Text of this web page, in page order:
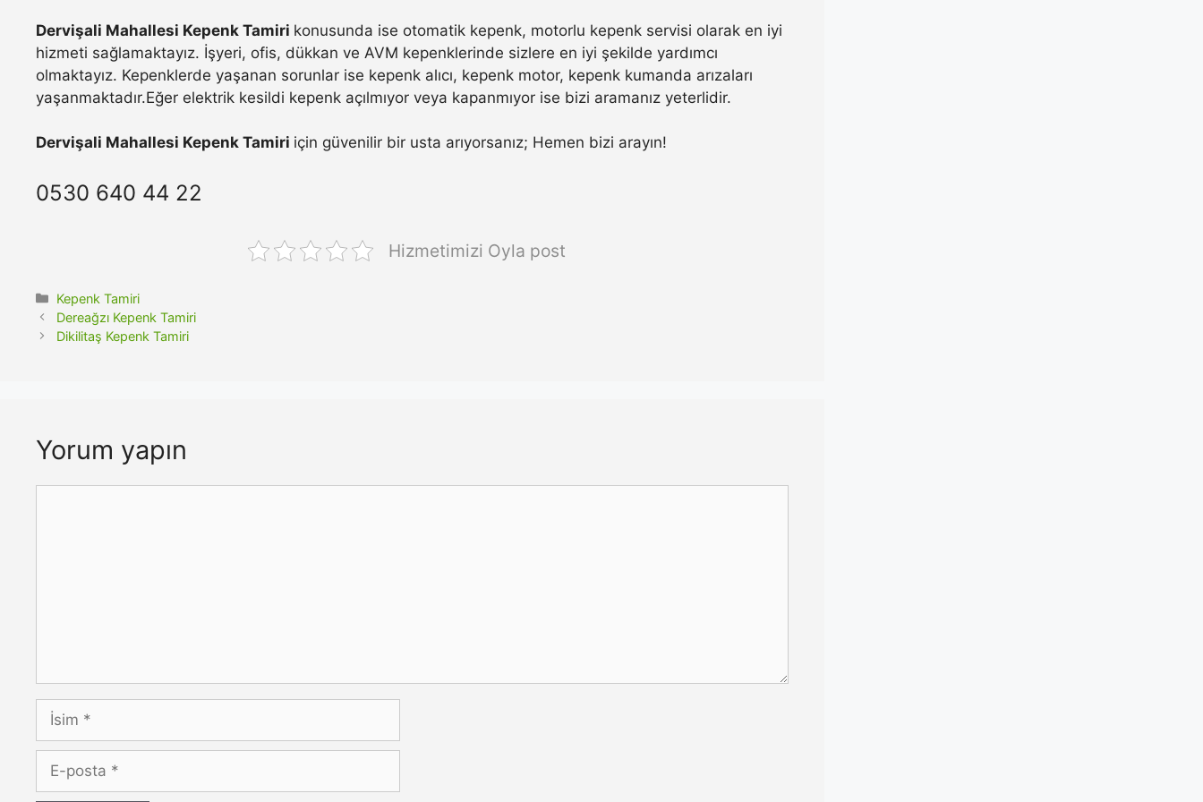
Dervişali Mahallesi Kepenk Tamiri konusunda ise otomatik kepenk, motorlu kepenk servisi olarak en iyi
hizmeti sağlamaktayız. İşyeri, ofis, dükkan ve AVM kepenklerinde sizlere en iyi şekilde yardımcı
olmaktayız. Kepenklerde yaşanan sorunlar ise kepenk alıcı, kepenk motor, kepenk kumanda arızaları
yaşanmaktadır.Eğer elektrik kesildi kepenk açılmıyor veya kapanmıyor ise bizi aramanız yeterlidir.
Dervişali Mahallesi Kepenk Tamiri için güvenilir bir usta arıyorsanız; Hemen bizi arayın!
0530 640 44 22
Hizmetimizi Oyla post
Kategoriler
Kepenk Tamiri
Dereağzı Kepenk Tamiri
Dikilitaş Kepenk Tamiri
Yorum yapın
İsim
posta